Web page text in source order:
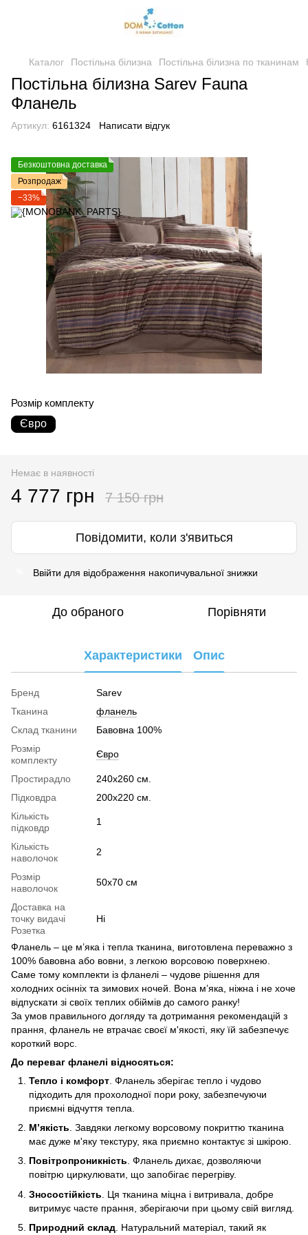
Каталог Постільна білизна Постільна білизна по тканинам
Постільна білизна Sarev Fauna
Фланель
Артикул: 6161324 Написати відгук
Безкоштовна доставка
Розпродаж
−33%
Розмір комплекту
Євро
Немає в наявності
4 777 грн 7 150 грн
Повідомити, коли з'явиться
Ввійти для відображення накопичувальної знижки
До обраного Порівняти
Характеристики Опис
Бренд
Sarev
Тканина
фланель
Склад тканини
Бавовна 100%
Розмір
комплекту
Євро
Простирадло
240х260 см.
Підковдра
200х220 см.
Кількість
підковдр
1
Кількість
наволочок
2
Розмір
наволочок
50х70 см
Доставка на
точку видачі
Розетка
Ні
Фланель – це м’яка і тепла тканина, виготовлена переважно з
100% бавовна або вовни, з легкою ворсовою поверхнею.
Саме тому комплекти із фланелі – чудове рішення для
холодних осінніх та зимових ночей. Вона м’яка, ніжна і не хоче
відпускати зі своїх теплих обіймів до самого ранку!
За умов правильного догляду та дотримання рекомендацій з
прання, фланель не втрачає своєї м'якості, яку їй забезпечує
короткий ворс.
До переваг фланелі відносяться:
Тепло і комфорт . Фланель зберігає тепло і чудово
підходить для прохолодної пори року, забезпечуючи
приємні відчуття тепла.
М’якість . Завдяки легкому ворсовому покриттю тканина
має дуже м'яку текстуру, яка приємно контактує зі шкірою.
Повітропроникність. Фланель дихає, дозволяючи
повітрю циркулювати, що запобігає перегріву.
Зносостійкість . Ця тканина міцна і витривала, добре
витримує часте прання, зберігаючи при цьому свій вигляд.
Природний склад . Натуральний матеріал, такий як